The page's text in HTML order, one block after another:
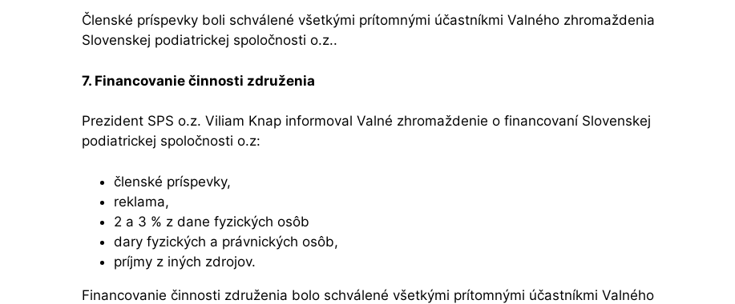
Členské príspevky boli schválené všetkými prítomnými účastníkmi Valného zhromaždenia
Slovenskej podiatrickej spoločnosti o.z..
7. Financovanie činnosti združenia
Prezident SPS o.z. Viliam Knap informoval Valné zhromaždenie o financovaní Slovenskej
podiatrickej spoločnosti o.z:
členské príspevky,
reklama,
2 a 3 % z dane fyzických osôb
dary fyzických a právnických osôb,
príjmy z iných zdrojov.
Financovanie činnosti združenia bolo schválené všetkými prítomnými účastníkmi Valného